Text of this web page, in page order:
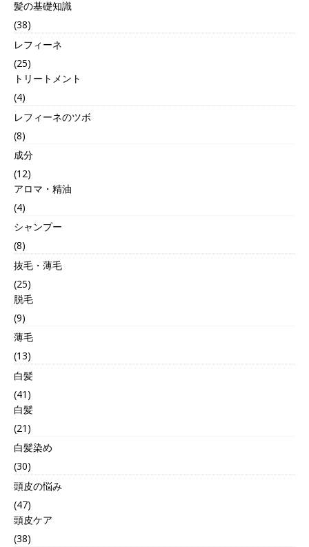
髪の基礎知識
(38)
レフィーネ
(25)
トリートメント
(4)
レフィーネのツボ
(8)
成分
(12)
アロマ・精油
(4)
シャンプー
(8)
抜毛・薄毛
(25)
脱毛
(9)
薄毛
(13)
白髪
(41)
白髪
(21)
白髪染め
(30)
頭皮の悩み
(47)
頭皮ケア
(38)